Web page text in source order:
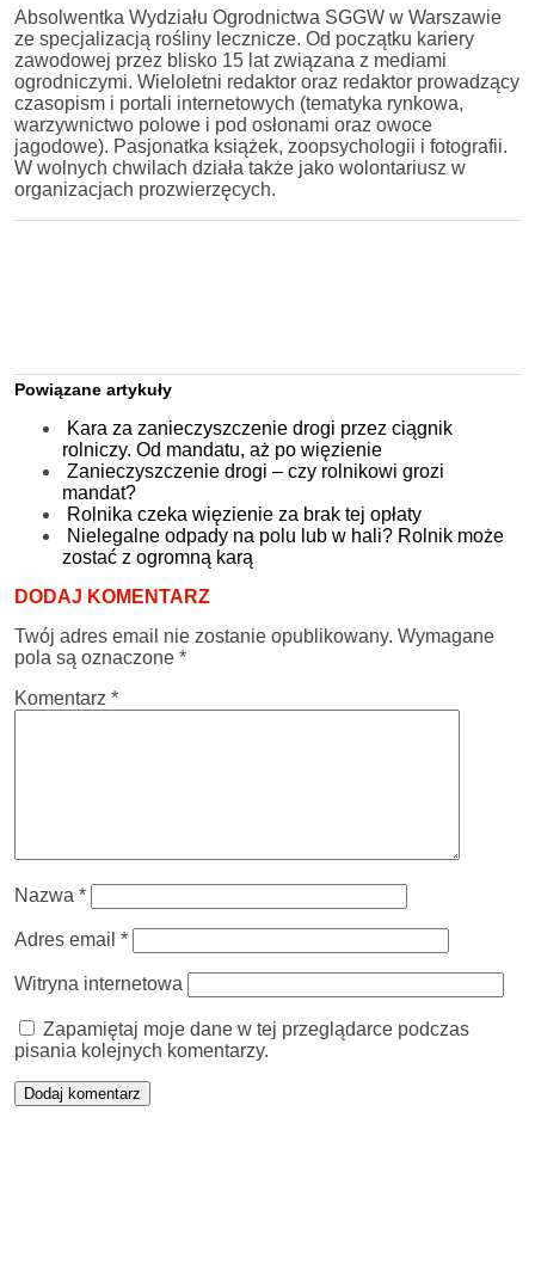
Absolwentka Wydziału Ogrodnictwa SGGW w Warszawie
ze specjalizacją rośliny lecznicze. Od początku kariery
zawodowej przez blisko 15 lat związana z mediami
ogrodniczymi. Wieloletni redaktor oraz redaktor prowadzący
czasopism i portali internetowych (tematyka rynkowa,
warzywnictwo polowe i pod osłonami oraz owoce
jagodowe). Pasjonatka książek, zoopsychologii i fotografii.
W wolnych chwilach działa także jako wolontariusz w
organizacjach prozwierzęcych.
Powiązane artykuły
Kara za zanieczyszczenie drogi przez ciągnik
rolniczy. Od mandatu, aż po więzienie
Zanieczyszczenie drogi – czy rolnikowi grozi
mandat?
Rolnika czeka więzienie za brak tej opłaty
Nielegalne odpady na polu lub w hali? Rolnik może
zostać z ogromną karą
DODAJ KOMENTARZ
Twój adres email nie zostanie opublikowany. Wymagane
pola są oznaczone *
Komentarz *
Nazwa *
Adres email *
Witryna internetowa
Zapamiętaj moje dane w tej przeglądarce podczas
pisania kolejnych komentarzy.